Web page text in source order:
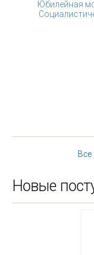
Юбилейная
Новые